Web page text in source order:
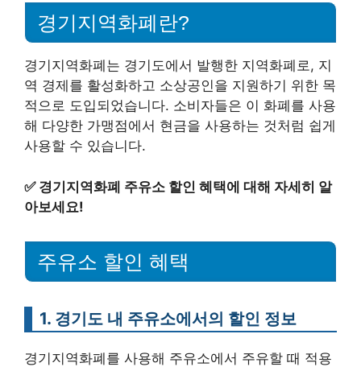
경기지역화폐란?
경기지역화폐는 경기도에서 발행한 지역화폐로, 지
역 경제를 활성화하고 소상공인을 지원하기 위한 목
적으로 도입되었습니다. 소비자들은 이 화폐를 사용
해 다양한 가맹점에서 현금을 사용하는 것처럼 쉽게
사용할 수 있습니다.
✅ 경기지역화폐 주유소 할인 혜택에 대해 자세히 알
아보세요!
주유소 할인 혜택
1. 경기도 내 주유소에서의 할인 정보
경기지역화폐를 사용해 주유소에서 주유할 때 적용